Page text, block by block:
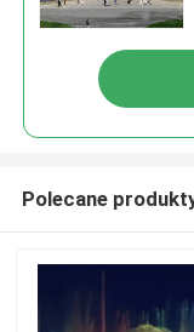
Polecane